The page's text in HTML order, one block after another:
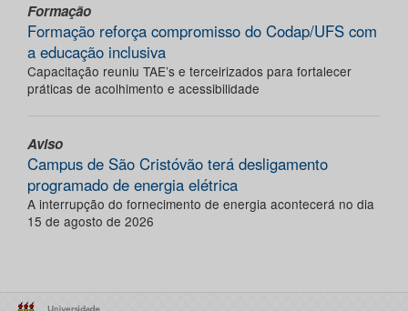
Formação
Formação reforça compromisso do Codap/UFS com
a educação inclusiva
Capacitação reuniu TAE’s e terceirizados para fortalecer
práticas de acolhimento e acessibilidade
Aviso
Campus de São Cristóvão terá desligamento
programado de energia elétrica
A interrupção do fornecimento de energia acontecerá no dia
15 de agosto de 2026